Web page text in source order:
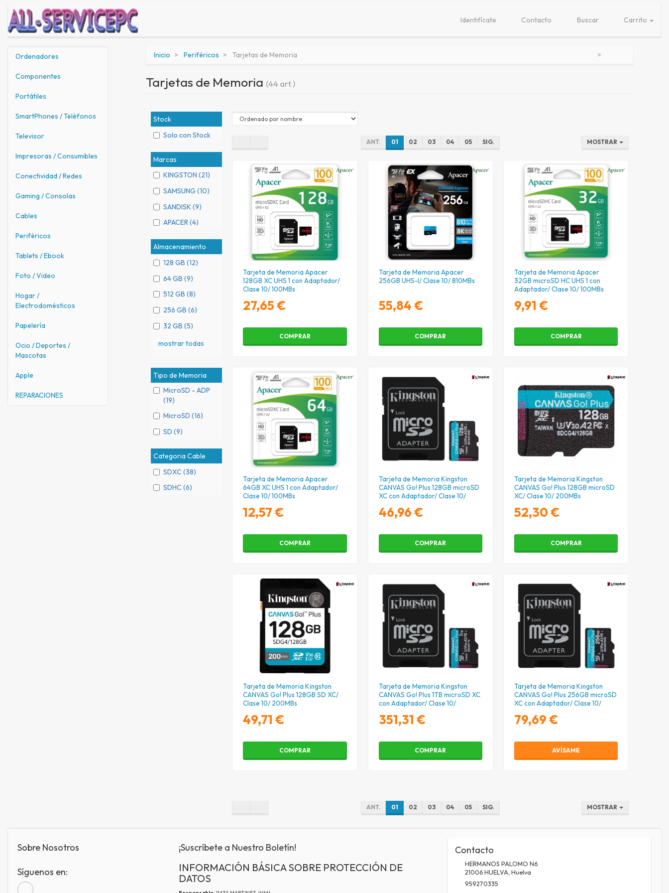
Identifícate Contacto Buscar Carrito
Ordenadores
Componentes
Portátiles
SmartPhones / Teléfonos
Televisor
Impresoras / Consumibles
Conectividad / Redes
Gaming / Consolas
Cables
Periféricos
Tablets / Ebook
Foto / Video
Hogar /
Electrodomésticos
Papelería
Ocio / Deportes /
Mascotas
Apple
REPARACIONES
Inicio Periféricos Tarjetas de Memoria
Tarjetas de Memoria (44 art.)
Stock
Solo con Stock
Marcas
KINGSTON (21)
SAMSUNG (10)
SANDISK (9)
APACER (4)
Almacenamiento
128 GB (12)
64 GB (9)
512 GB (8)
256 GB (6)
32 GB (5)
mostrar todas
Tipo de Memoria
MicroSD - ADP
(19)
MicroSD (16)
SD (9)
Categoria Cable
SDXC (38)
SDHC (6)
ANT. 01 02 03 04 05 SIG. MOSTRAR
Tarjeta de Memoria Apacer
128GB XC UHS 1 con Adaptador/
Clase 10/ 100MBs
27,65 €
COMPRAR
Tarjeta de Memoria Apacer
256GB UHS-I/ Clase 10/ 810MBs
55,84 €
COMPRAR
Tarjeta de Memoria Apacer
32GB microSD HC UHS 1 con
Adaptador/ Clase 10/ 100MBs
9,91 €
COMPRAR
Tarjeta de Memoria Apacer
64GB XC UHS 1 con Adaptador/
Clase 10/ 100MBs
12,57 €
COMPRAR
Tarjeta de Memoria Kingston
CANVAS Go! Plus 128GB microSD
XC con Adaptador/ Clase 10/
46,96 €
COMPRAR
Tarjeta de Memoria Kingston
CANVAS Go! Plus 128GB microSD
XC/ Clase 10/ 200MBs
52,30 €
COMPRAR
Tarjeta de Memoria Kingston
CANVAS Go! Plus 128GB SD XC/
Clase 10/ 200MBs
49,71 €
COMPRAR
Tarjeta de Memoria Kingston
CANVAS Go! Plus 1TB microSD XC
con Adaptador/ Clase 10/
351,31 €
COMPRAR
Tarjeta de Memoria Kingston
CANVAS Go! Plus 256GB microSD
XC con Adaptador/ Clase 10/
79,69 €
AVÍSAME
ANT. 01 02 03 04 05 SIG. MOSTRAR
Sobre Nosotros
Síguenos en:
¡Suscríbete a Nuestro Boletín!
INFORMACIÓN BÁSICA SOBRE PROTECCIÓN DE
DATOS
Contacto
HERMANOS PALOMO N6
21006 HUELVA Huelva
959270335